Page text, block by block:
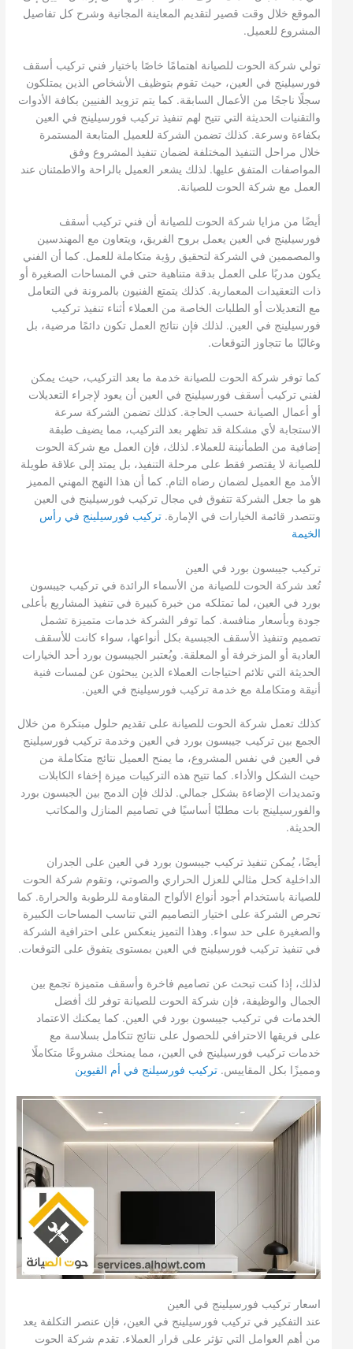
الموقع خلال وقت قصير لتقديم المعاينة المجانية وشرح كل تفاصيل
المشروع للعميل.
تولي شركة الحوت للصيانة اهتمامًا خاصًا باختيار فني تركيب أسقف
فورسيلينج في العين، حيث تقوم بتوظيف الأشخاص الذين يمتلكون
سجلًا ناجحًا من الأعمال السابقة. كما يتم تزويد الفنيين بكافة الأدوات
والتقنيات الحديثة التي تتيح لهم تنفيذ تركيب فورسيلينج في العين
بكفاءة وسرعة. كذلك تضمن الشركة للعميل المتابعة المستمرة
خلال مراحل التنفيذ المختلفة لضمان تنفيذ المشروع وفق
المواصفات المتفق عليها. لذلك يشعر العميل بالراحة والاطمئنان عند
العمل مع شركة الحوت للصيانة.
أيضًا من مزايا شركة الحوت للصيانة أن فني تركيب أسقف
فورسيلينج في العين يعمل بروح الفريق، ويتعاون مع المهندسين
والمصممين في الشركة لتحقيق رؤية متكاملة للعمل. كما أن الفني
يكون مدربًا على العمل بدقة متناهية حتى في المساحات الصغيرة أو
ذات التعقيدات المعمارية. كذلك يتمتع الفنيون بالمرونة في التعامل
مع التعديلات أو الطلبات الخاصة من العملاء أثناء تنفيذ تركيب
فورسيلينج في العين. لذلك فإن نتائج العمل تكون دائمًا مرضية، بل
وغالبًا ما تتجاوز التوقعات.
كما توفر شركة الحوت للصيانة خدمة ما بعد التركيب، حيث يمكن
لفني تركيب أسقف فورسيلينج في العين أن يعود لإجراء التعديلات
أو أعمال الصيانة حسب الحاجة. كذلك تضمن الشركة سرعة
الاستجابة لأي مشكلة قد تظهر بعد التركيب، مما يضيف طبقة
إضافية من الطمأنينة للعملاء. لذلك، فإن العمل مع شركة الحوت
للصيانة لا يقتصر فقط على مرحلة التنفيذ، بل يمتد إلى علاقة طويلة
الأمد مع العميل لضمان رضاه التام. كما أن هذا النهج المهني المميز
هو ما جعل الشركة تتفوق في مجال تركيب فورسيلينج في العين
وتتصدر قائمة الخيارات في الإمارة. تركيب فورسيلينج في رأس
الخيمة
تركيب جيبسون بورد في العين
تُعد شركة الحوت للصيانة من الأسماء الرائدة في تركيب جيبسون
بورد في العين، لما تمتلكه من خبرة كبيرة في تنفيذ المشاريع بأعلى
جودة وبأسعار منافسة. كما توفر الشركة خدمات متميزة تشمل
تصميم وتنفيذ الأسقف الجبسية بكل أنواعها، سواء كانت للأسقف
العادية أو المزخرفة أو المعلقة. ويُعتبر الجيبسون بورد أحد الخيارات
الحديثة التي تلائم احتياجات العملاء الذين يبحثون عن لمسات فنية
أنيقة ومتكاملة مع خدمة تركيب فورسيلينج في العين.
كذلك تعمل شركة الحوت للصيانة على تقديم حلول مبتكرة من خلال
الجمع بين تركيب جيبسون بورد في العين وخدمة تركيب فورسيلينج
في العين في نفس المشروع، ما يمنح العميل نتائج متكاملة من
حيث الشكل والأداء. كما تتيح هذه التركيبات ميزة إخفاء الكابلات
وتمديدات الإضاءة بشكل جمالي. لذلك فإن الدمج بين الجبسون بورد
والفورسيلينج بات مطلبًا أساسيًا في تصاميم المنازل والمكاتب
الحديثة.
أيضًا، يُمكن تنفيذ تركيب جيبسون بورد في العين على الجدران
الداخلية كحل مثالي للعزل الحراري والصوتي، وتقوم شركة الحوت
للصيانة باستخدام أجود أنواع الألواح المقاومة للرطوبة والحرارة. كما
تحرص الشركة على اختيار التصاميم التي تناسب المساحات الكبيرة
والصغيرة على حد سواء. وهذا التميز ينعكس على احترافية الشركة
في تنفيذ تركيب فورسيلينج في العين بمستوى يتفوق على التوقعات.
لذلك، إذا كنت تبحث عن تصاميم فاخرة وأسقف متميزة تجمع بين
الجمال والوظيفة، فإن شركة الحوت للصيانة توفر لك أفضل
الخدمات في تركيب جيبسون بورد في العين. كما يمكنك الاعتماد
على فريقها الاحترافي للحصول على نتائج تتكامل بسلاسة مع
خدمات تركيب فورسيلينج في العين، مما يمنحك مشروعًا متكاملًا
ومميزًا بكل المقاييس. تركيب فورسيلنج في أم القيوين
اسعار تركيب فورسيلينج في العين
عند التفكير في تركيب فورسيلينج في العين، فإن عنصر التكلفة يعد
من أهم العوامل التي تؤثر على قرار العملاء. تقدم شركة الحوت